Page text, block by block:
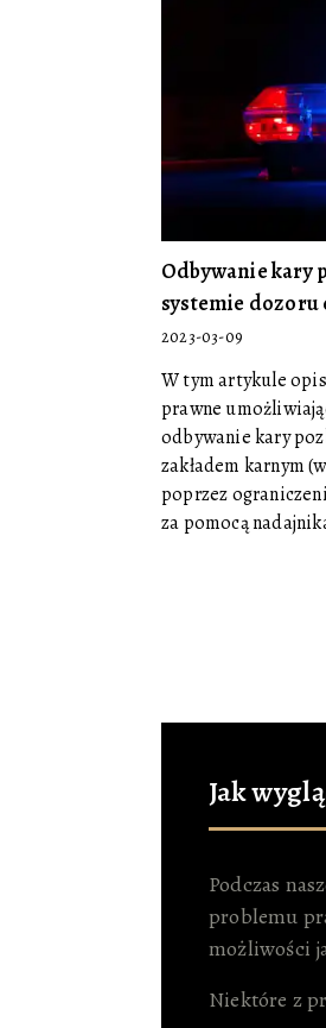
Odbywanie kary
systemie
2023-03-09
W tym artykule
prawne
odbywanie kary
zakładem karnym
poprzez
za pomocą
Jak
Podczas
problemu
możliwości
Niektóre z